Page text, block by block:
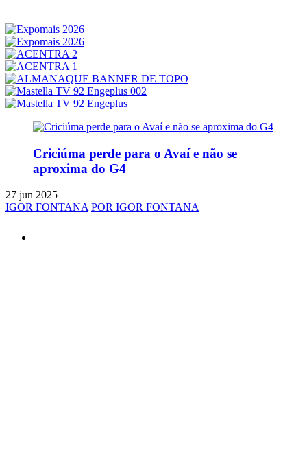
Criciúma perde para o Avaí e não se
aproxima do G4
27 jun 2025
IGOR FONTANA POR IGOR FONTANA